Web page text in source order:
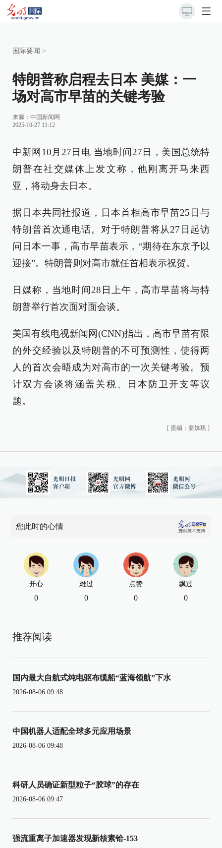
国际要闻 >
特朗普称启程去日本 美媒：一
场对高市早苗的关键考验
来源： 中国新闻网
2025-10-27 11:12
中新网10月27日电 当地时间27日，美国总统特
朗普在社交媒体上发文称，他刚离开马来西
亚，将动身去日本。
据日本共同社报道，日本首相高市早苗25日与
特朗普首次通电话。对于特朗普将从27日起访
问日本一事，高市早苗表示，“期待在东京予以
迎接”。特朗普则对高市就任首相表示祝贺。
日媒称，当地时间28日上午，高市早苗将与特
朗普举行首次面对面会谈。
美国有线电视新闻网(CNN)指出，高市早苗有限
的外交经验以及特朗普的不可预测性，使得两
人的首次会晤成为对高市的一次关键考验。预
计双方会谈将涵盖关税、日本防卫开支等议
题。
[ 责编：姜姝琪 ]
您此时的心情
开心
0
难过
0
点赞
0
飘过
0
推荐阅读
国内最大自航式纯电驱布缆船“蓝海领航”下水
2026-08-06 09:48
中国机器人适配全球多元应用场景
2026-08-06 09:48
科研人员确证新型粒子“胶球”的存在
2026-08-06 09:47
强流重离子加速器发现新核素铪-153